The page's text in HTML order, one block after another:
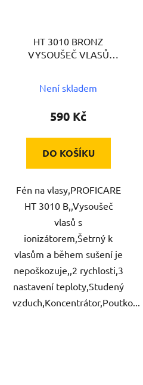
HT 3010 BRONZ
VYSOUŠEČ VLASŮ
Není skladem
590 Kč
DO KOŠÍKU
Fén na vlasy,PROFICARE
HT 3010 B,,Vysoušeč
vlasů s
ionizátorem,Šetrný k
vlasům a během sušení je
nepoškozuje,,2 rychlosti,3
nastavení teploty,Studený
vzduch,Koncentrátor,Poutko...